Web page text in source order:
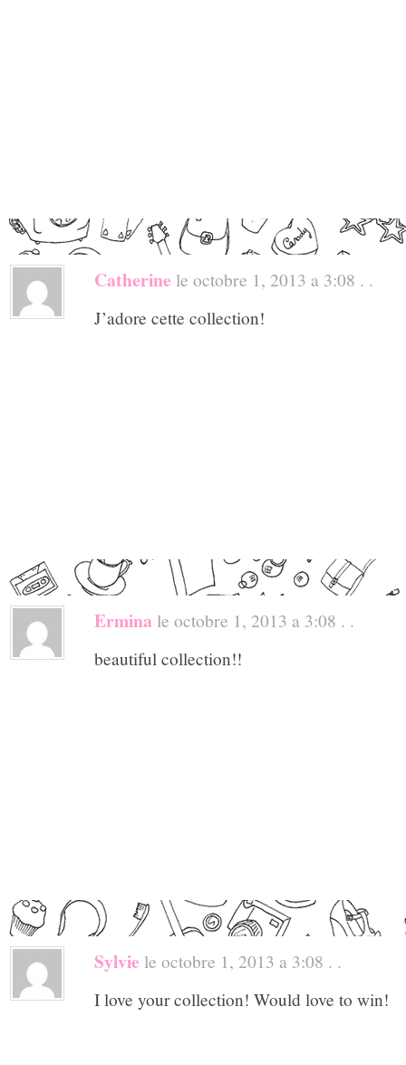
Catherine le octobre 1, 2013 a 3:08 . .
J’adore cette collection!
Ermina le octobre 1, 2013 a 3:08 . .
beautiful collection!!
Sylvie le octobre 1, 2013 a 3:08 . .
I love your collection! Would love to win!